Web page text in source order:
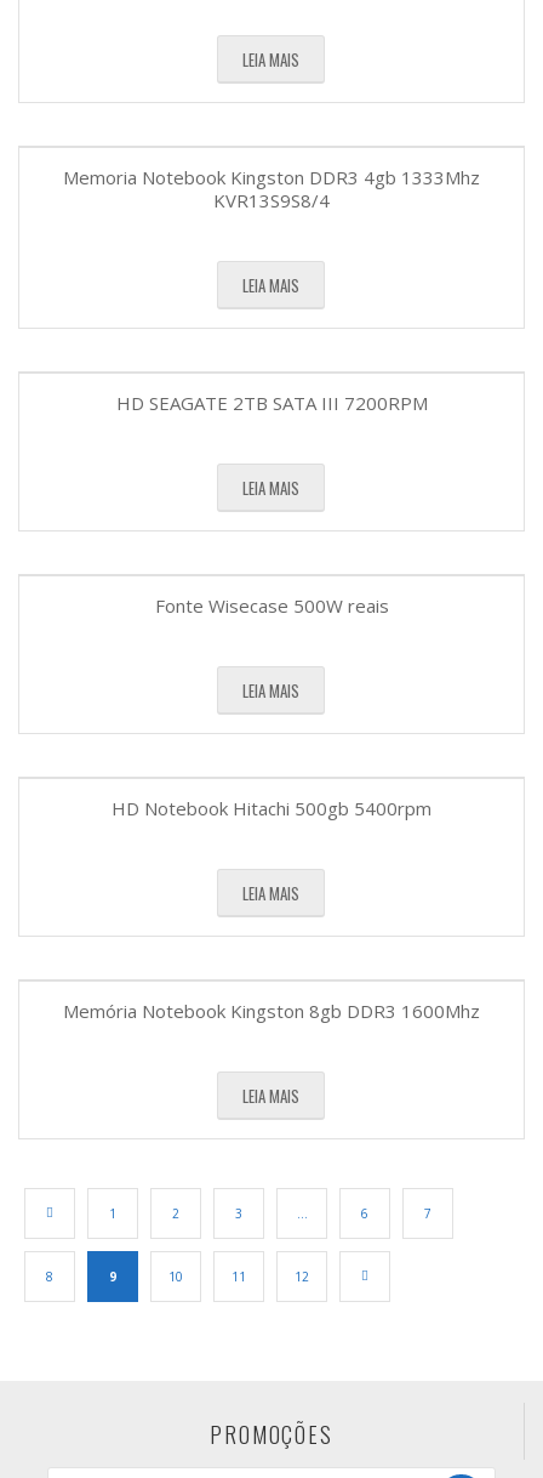
LEIA MAIS
Memoria Notebook Kingston DDR3 4gb 1333Mhz
KVR13S9S8/4
LEIA MAIS
HD SEAGATE 2TB SATA III 7200RPM
LEIA MAIS
Fonte Wisecase 500W reais
LEIA MAIS
HD Notebook Hitachi 500gb 5400rpm
LEIA MAIS
Memória Notebook Kingston 8gb DDR3 1600Mhz
LEIA MAIS
← 1 2 3 … 6 7
8 9 10 11 12 →
PROMOÇÕES